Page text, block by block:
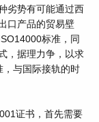
劣势有可能通过西
口产品的贸易壁
标准，同
，据理力争，以求
，与国际接轨的时
证书，首先需要